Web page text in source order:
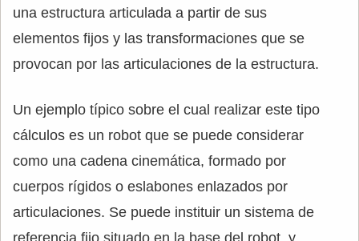
una estructura articulada a partir de sus
elementos fijos y las transformaciones que se
provocan por las articulaciones de la estructura.
Un ejemplo típico sobre el cual realizar este tipo
cálculos es un robot que se puede considerar
como una cadena cinemática, formado por
cuerpos rígidos o eslabones enlazados por
articulaciones. Se puede instituir un sistema de
referencia fijo situado en la base del robot, y